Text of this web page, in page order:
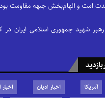
امت و الهام‌بخش جبهه مقاومت بود
شهید جمهوری اسلامی ایران در
آمریکا اخبار ادیان